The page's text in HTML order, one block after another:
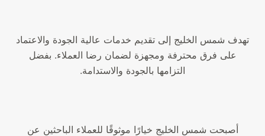
تهدف شمس الخليج إلى تقديم خدمات عالية الجودة والاعتماد
على فرق محترفة ومجهزة لضمان رضا العملاء. بفضل
التزامها بالجودة والاستدامة.
أصبحت شمس الخليج خيارًا موثوقًا للعملاء الباحثين عن